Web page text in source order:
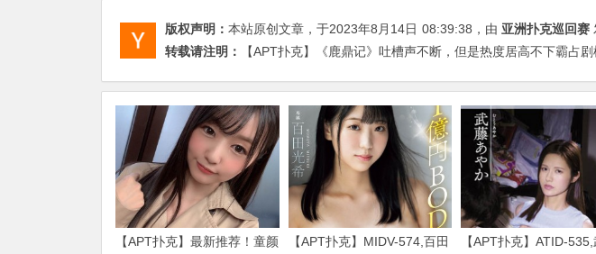
版权声明： 本站原创文章，于2023年8月14日 08:39:38 ，由 亚洲扑克巡回赛
转载请注明：
【APT扑克】《鹿鼎记》吐槽声不断，但是热度居高不下霸占
【APT扑克】最新推荐！童颜
【APT扑克】MIDV-574,百田
【APT扑克】ATID-